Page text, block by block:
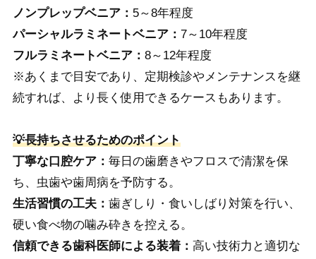
ノンプレップベニア： 5～8年程度
パーシャルラミネートベニア： 7～10年程度
フルラミネートベニア： 8～12年程度
※あくまで目安であり、定期検診やメンテナンスを継
続すれば、より長く使用できるケースもあります。
💡長持ちさせるためのポイント
丁寧な口腔ケア： 毎日の歯磨きやフロスで清潔を保
ち、虫歯や歯周病を予防する。
生活習慣の工夫： 歯ぎしり・食いしばり対策を行い、
硬い食べ物の噛み砕きを控える。
信頼できる歯科医師による装着： 高い技術力と適切な